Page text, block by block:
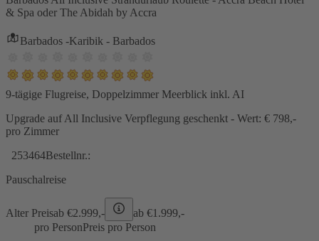
& Spa oder The Abidah by Accra
Barbados -Karibik - Barbados
9-tägige Flugreise, Doppelzimmer Meerblick inkl. AI
Upgrade auf All Inclusive Verpflegung geschenkt - Wert: € 798,-
pro Zimmer
253464Bestellnr.:
Pauschalreise
Alter Preisab €2.999,- ab €1.999,-
pro PersonPreis pro Person